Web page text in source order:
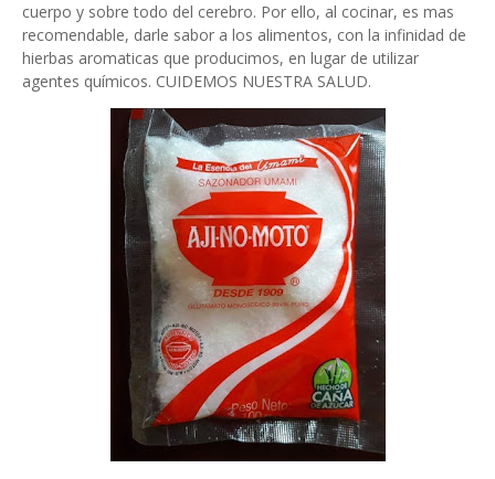
cuerpo y sobre todo del cerebro. Por ello, al cocinar, es mas
recomendable, darle sabor a los alimentos, con la infinidad de
hierbas aromaticas que producimos, en lugar de utilizar
agentes químicos. CUIDEMOS NUESTRA SALUD.